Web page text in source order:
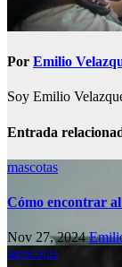
Por Emilio
Soy Emilio
Entrada
mascotas
Cómo encontrar
Nov 27, 2024
mascotas